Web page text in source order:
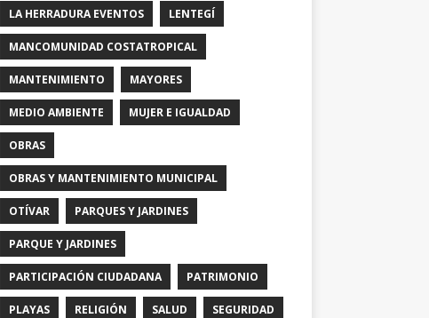
LA HERRADURA EVENTOS LENTEGÍ
MANCOMUNIDAD COSTATROPICAL
MANTENIMIENTO MAYORES
MEDIO AMBIENTE MUJER E IGUALDAD
OBRAS
OBRAS Y MANTENIMIENTO MUNICIPAL
OTÍVAR PARQUES Y JARDINES
PARQUE Y JARDINES
PARTICIPACIÓN CIUDADANA PATRIMONIO
PLAYAS RELIGIÓN SALUD SEGURIDAD